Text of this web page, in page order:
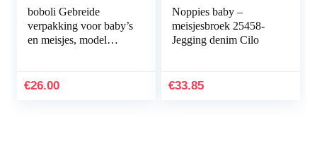
boboli Gebreide
verpakking voor baby’s
en meisjes, model
€26.00
Noppies baby –
meisjesbroek 25458-
Jegging denim Cilo
€33.85